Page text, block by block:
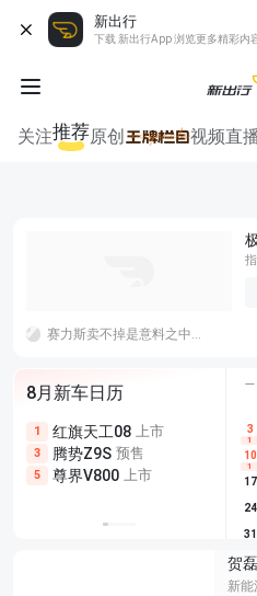
新出行
下载 新出行App 浏览更多精彩内
关注推荐原创 视频直
赛力斯卖不掉是意料之中的事情了吧？说明大家都开始觉醒了，车还是得有车的本质
8月新车日历
1 红旗天工08 上市
3 腾势Z9S 预售
5 尊界V800 上市
一
3
1
10
1
17
24
31
贺
新能